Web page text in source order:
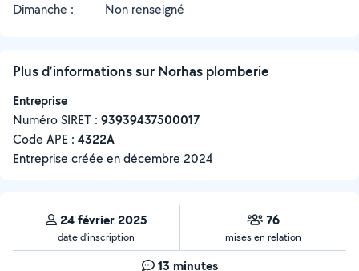
Dimanche :
Non renseigné
Plus d’informations sur Norhas plomberie
Entreprise
Numéro SIRET : ‍93939437500017
Code APE : 4322A
Entreprise créée endécembre 2024
24 février 2025
date d’inscription
76
mises en relation
13 minutes